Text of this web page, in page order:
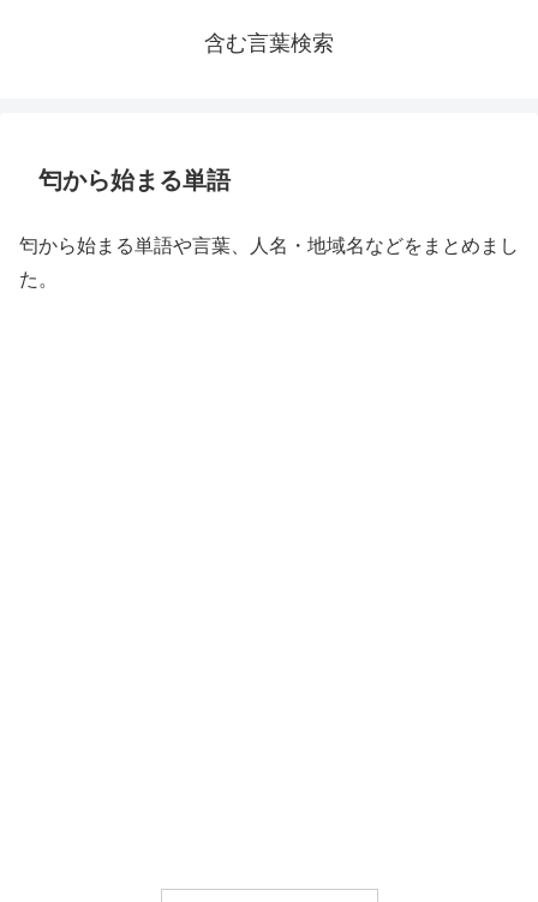
含む言葉検索
匄から始まる単語
匄から始まる単語や言葉、人名・地域名などをまとめまし
た。